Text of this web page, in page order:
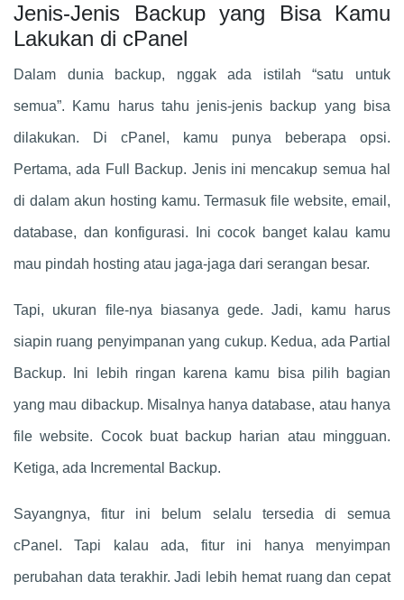
Jenis-Jenis Backup yang Bisa Kamu
Lakukan di cPanel
Dalam dunia backup, nggak ada istilah “satu untuk
semua”. Kamu harus tahu jenis-jenis backup yang bisa
dilakukan. Di cPanel, kamu punya beberapa opsi.
Pertama, ada Full Backup. Jenis ini mencakup semua hal
di dalam akun hosting kamu. Termasuk file website, email,
database, dan konfigurasi. Ini cocok banget kalau kamu
mau pindah hosting atau jaga-jaga dari serangan besar.
Tapi, ukuran file-nya biasanya gede. Jadi, kamu harus
siapin ruang penyimpanan yang cukup. Kedua, ada Partial
Backup. Ini lebih ringan karena kamu bisa pilih bagian
yang mau dibackup. Misalnya hanya database, atau hanya
file website. Cocok buat backup harian atau mingguan.
Ketiga, ada Incremental Backup.
Sayangnya, fitur ini belum selalu tersedia di semua
cPanel. Tapi kalau ada, fitur ini hanya menyimpan
perubahan data terakhir. Jadi lebih hemat ruang dan cepat